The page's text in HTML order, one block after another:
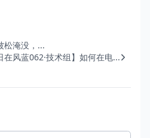
松淹没，...
在风蓝062·技术组】如何在电...